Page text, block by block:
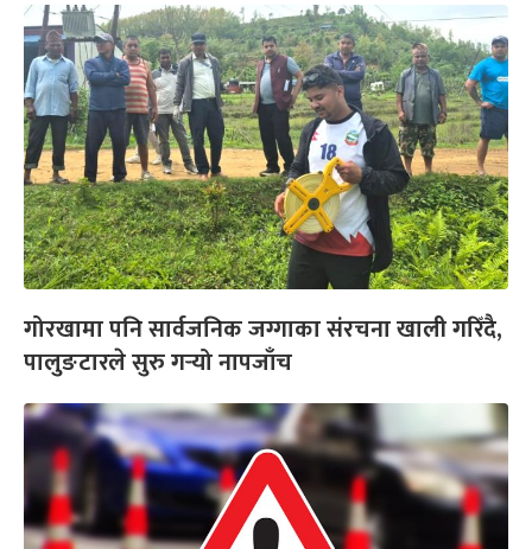
गोरखामा पनि सार्वजनिक जग्गाका संरचना खाली गरिँदै,
पालुङटारले सुरु गर्‍यो नापजाँच